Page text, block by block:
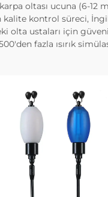
oltası ucuna (6-12
kontrol süreci,
olta ustaları için
fazla ısırık